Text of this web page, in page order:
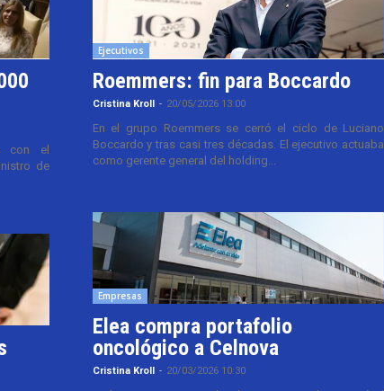
con el
de
Ejecutivos
Roemmers: fin para Boccardo
Cristina Kroll - 20/05/2026 13:00
En el grupo Roemmers se cerró el ciclo de Luciano
Boccardo y tras casi tres décadas. El ejecutivo actuaba
como gerente general del holding...
Empresas
Elea compra portafolio
oncológico a Celnova
Cristina Kroll - 20/03/2026 10:30